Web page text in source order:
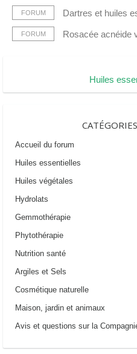
FORUM Dartres et huiles
FORUM Rosacée acnéide
Huiles
Accueil du forum
Huiles essentielles
Huiles végétales
Hydrolats
Gemmothérapie
Phytothérapie
Nutrition santé
Argiles et Sels
Cosmétique naturelle
Maison, jardin et animaux
Avis et questions sur la